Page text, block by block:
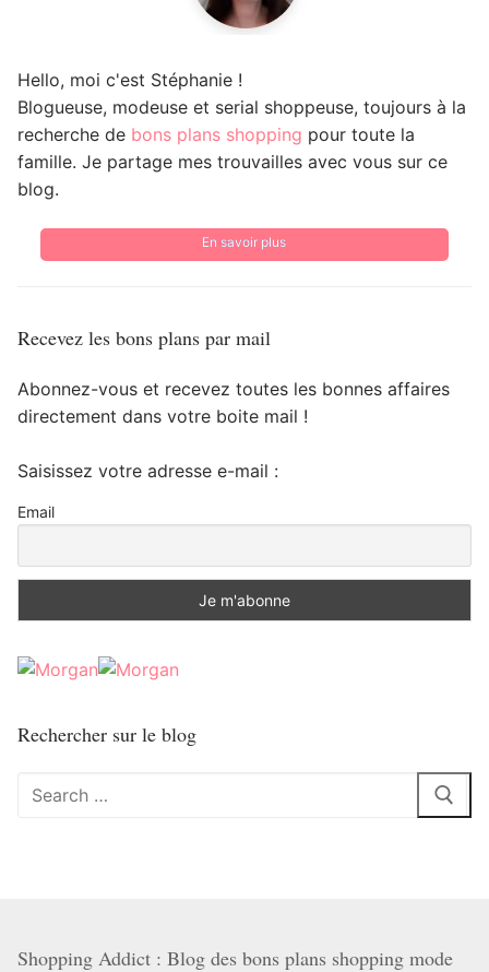
Hello, moi c'est Stéphanie !
Blogueuse, modeuse et serial shoppeuse, toujours à la
recherche de bons plans shopping pour toute la
famille. Je partage mes trouvailles avec vous sur ce
blog.
En savoir plus
Recevez les bons plans par mail
Abonnez-vous et recevez toutes les bonnes affaires
directement dans votre boite mail !
Saisissez votre adresse e-mail :
Email
Rechercher sur le blog
Rechercher
Shopping Addict : Blog des bons plans shopping mode